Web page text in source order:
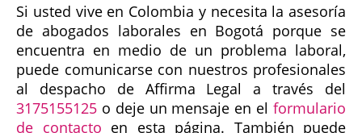
Si usted vive en Colombia y necesita la asesoría
de abogados laborales en Bogotá porque se
encuentra en medio de un problema laboral,
puede comunicarse con nuestros profesionales
al despacho de Affirma Legal a través del
3175155125 o deje un mensaje en el formulario
de contacto en esta página. También puede